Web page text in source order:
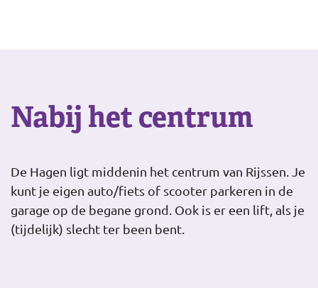
Nabij het centrum
De Hagen ligt middenin het centrum van Rijssen. Je
kunt je eigen auto/fiets of scooter parkeren in de
garage op de begane grond. Ook is er een lift, als je
(tijdelijk) slecht ter been bent.